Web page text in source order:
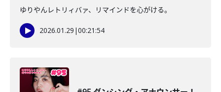
ゆりやんレトリィバァ、リマインドを心がける。
2026.01.29 |00:21:54